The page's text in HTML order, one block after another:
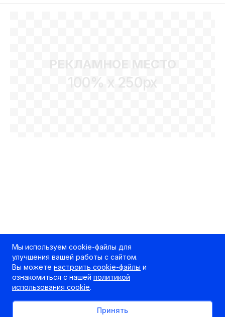
РЕКЛАМНОЕ МЕСТО
100% x 250px
Мы используем cookie-файлы для
улучшения вашей работы с сайтом.
Вы можете настроить cookie-файлы и
ознакомиться с нашей политикой
использования cookie.
Принять